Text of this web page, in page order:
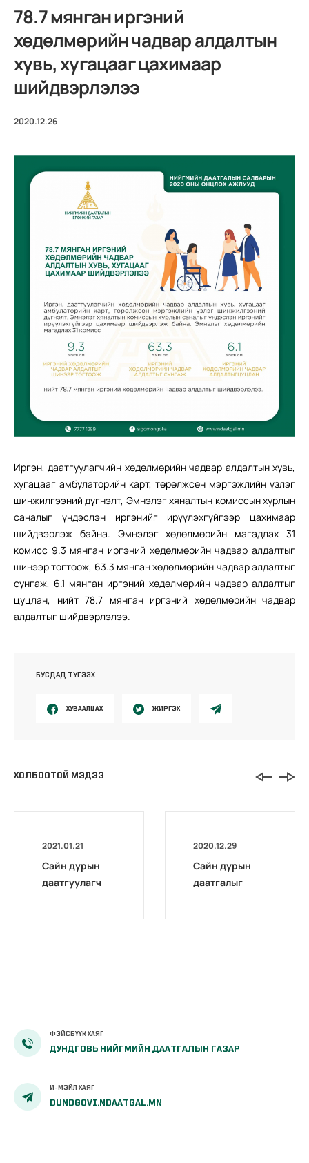
78.7 мянган иргэний
хөдөлмөрийн чадвар алдалтын
хувь, хугацааг цахимаар
шийдвэрлэлээ
2020.12.26
Иргэн, даатгуулагчийн хөдөлмөрийн чадвар алдалтын хувь,
хугацааг амбулаторийн карт, төрөлжсөн мэргэжлийн үзлэг
шинжилгээний дүгнэлт, Эмнэлэг хяналтын комиссын хурлын
саналыг үндэслэн иргэнийг ирүүлэхгүйгээр цахимаар
шийдвэрлэж байна. Эмнэлэг хөдөлмөрийн магадлах 31
комисс 9.3 мянган иргэний хөдөлмөрийн чадвар алдалтыг
шинээр тогтоож, 63.3 мянган хөдөлмөрийн чадвар алдалтыг
сунгаж, 6.1 мянган иргэний хөдөлмөрийн чадвар алдалтыг
цуцлан, нийт 78.7 мянган иргэний хөдөлмөрийн чадвар
алдалтыг шийдвэрлэлээ.
БУСДАД ТҮГЭЭХ
ХУВААЛЦАХ ЖИРГЭХ
ХОЛБООТОЙ МЭДЭЭ
2021.01.21
Сайн дурын
даатгуулагч
2020.12.29
Сайн дурын
даатгалыг
ФЭЙСБҮҮК ХАЯГ
ДУНДГОВЬ НИЙГМИЙН ДААТГАЛЫН ГАЗАР
И-МЭЙЛ ХАЯГ
DUNDGOVI.NDAATGAL.MN